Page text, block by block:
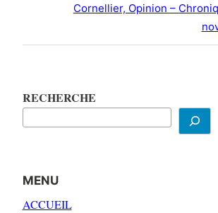
Post
Cornellier, Opinion –
RECHERCHE
MENU
ACCUEIL